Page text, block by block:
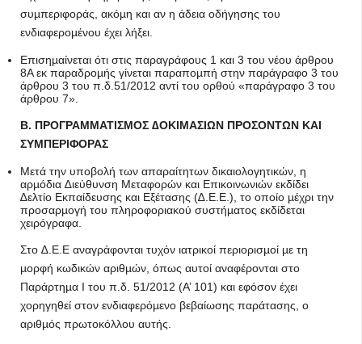
συµπεριφοράς, ακόµη και αν η άδεια οδήγησης του
ενδιαφεροµένου έχει λήξει.
Επισηµαίνεται ότι στις παραγράφους 1 και 3 του νέου άρθρου
8Α εκ παραδροµής γίνεται παραποµπή στην παράγραφο 3 του
άρθρου 3 του π.δ.51/2012 αντί του ορθού «παράγραφο 3 του
άρθρου 7».
Β. ΠΡΟΓΡΑΜΜΑΤΙΣΜΟΣ ∆ΟΚΙΜΑΣΙΩΝ ΠΡΟΣΟΝΤΩΝ ΚΑΙ
ΣΥΜΠΕΡΙΦΟΡΑΣ
Μετά την υποβολή των απαραίτητων δικαιολογητικών, η
αρµόδια ∆ιεύθυνση Μεταφορών και Επικοινωνιών εκδίδει
∆ελτίο Εκπαίδευσης και Εξέτασης (∆.Ε.Ε.), το οποίο µέχρι την
προσαρµογή του πληροφοριακού συστήµατος εκδίδεται
χειρόγραφα.
Στο ∆.Ε.Ε αναγράφονται τυχόν ιατρικοί περιορισµοί µε τη
µορφή κωδικών αριθµών, όπως αυτοί αναφέρονται στο
Παράρτηµα Ι του π.δ. 51/2012 (Α’ 101) και εφόσον έχει
χορηγηθεί στον ενδιαφερόµενο βεβαίωσης παράτασης, ο
αριθµός πρωτοκόλλου αυτής.